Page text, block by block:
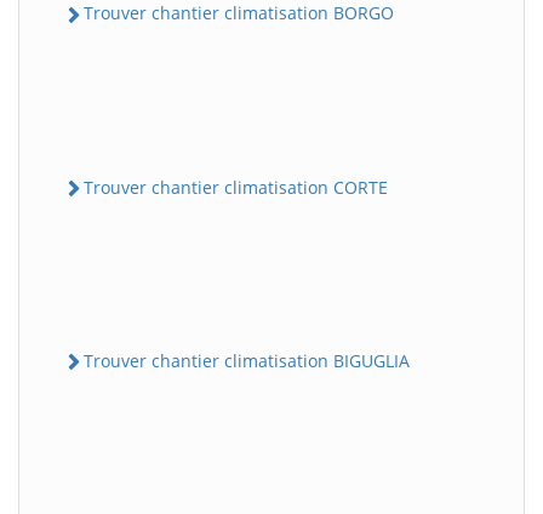
Trouver chantier climatisation BORGO
Trouver chantier climatisation CORTE
Trouver chantier climatisation BIGUGLIA